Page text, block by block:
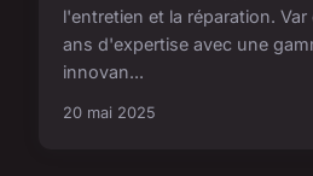
l'entretien et la réparation.
ans d'expertise avec une
innovan...
20 mai 2025